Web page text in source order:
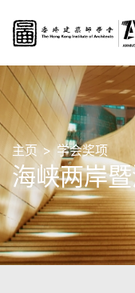
主页 学会奖项
海峡两岸